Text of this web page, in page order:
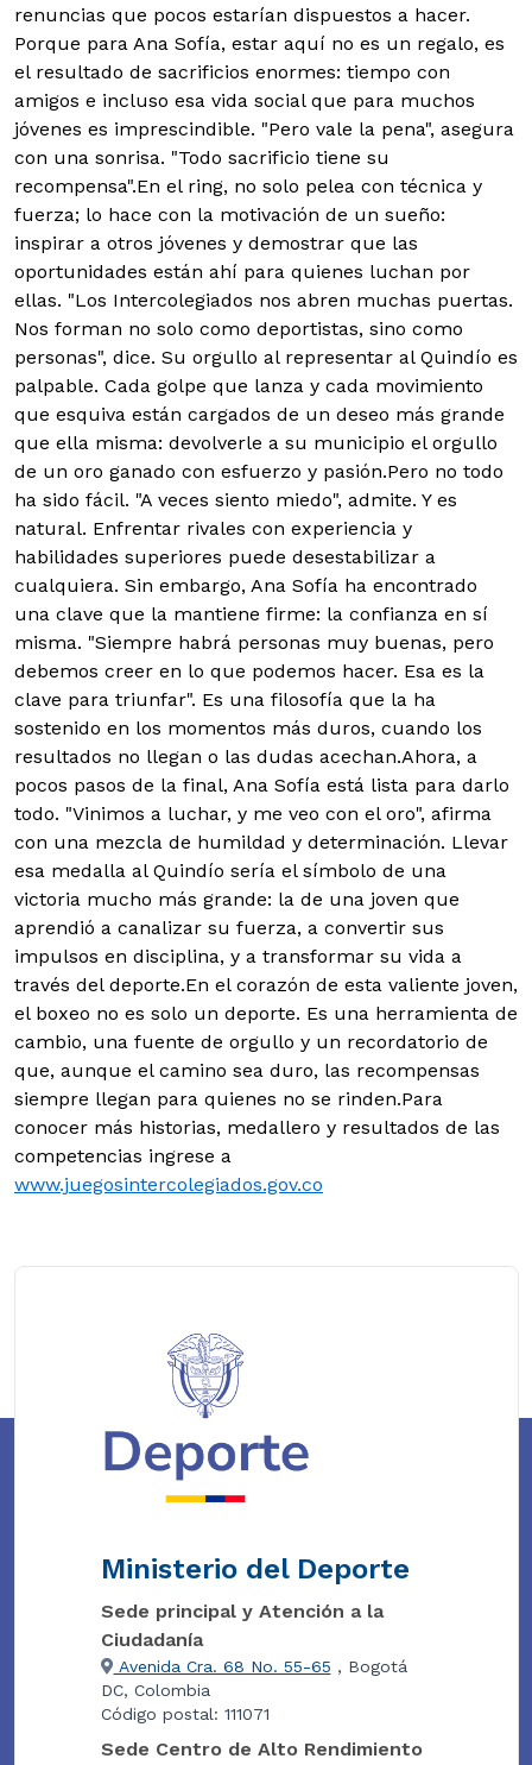
renuncias que pocos estarían dispuestos a hacer.
Porque para Ana Sofía, estar aquí no es un regalo, es
el resultado de sacrificios enormes: tiempo con
amigos e incluso esa vida social que para muchos
jóvenes es imprescindible. "Pero vale la pena", asegura
con una sonrisa. "Todo sacrificio tiene su
recompensa".En el ring, no solo pelea con técnica y
fuerza; lo hace con la motivación de un sueño:
inspirar a otros jóvenes y demostrar que las
oportunidades están ahí para quienes luchan por
ellas. "Los Intercolegiados nos abren muchas puertas.
Nos forman no solo como deportistas, sino como
personas", dice. Su orgullo al representar al Quindío es
palpable. Cada golpe que lanza y cada movimiento
que esquiva están cargados de un deseo más grande
que ella misma: devolverle a su municipio el orgullo
de un oro ganado con esfuerzo y pasión.Pero no todo
ha sido fácil. "A veces siento miedo", admite. Y es
natural. Enfrentar rivales con experiencia y
habilidades superiores puede desestabilizar a
cualquiera. Sin embargo, Ana Sofía ha encontrado
una clave que la mantiene firme: la confianza en sí
misma. "Siempre habrá personas muy buenas, pero
debemos creer en lo que podemos hacer. Esa es la
clave para triunfar". Es una filosofía que la ha
sostenido en los momentos más duros, cuando los
resultados no llegan o las dudas acechan.Ahora, a
pocos pasos de la final, Ana Sofía está lista para darlo
todo. "Vinimos a luchar, y me veo con el oro", afirma
con una mezcla de humildad y determinación. Llevar
esa medalla al Quindío sería el símbolo de una
victoria mucho más grande: la de una joven que
aprendió a canalizar su fuerza, a convertir sus
impulsos en disciplina, y a transformar su vida a
través del deporte.En el corazón de esta valiente joven,
el boxeo no es solo un deporte. Es una herramienta de
cambio, una fuente de orgullo y un recordatorio de
que, aunque el camino sea duro, las recompensas
siempre llegan para quienes no se rinden.Para
conocer más historias, medallero y resultados de las
competencias ingrese a
www.juegosintercolegiados.gov.co
Ministerio del Deporte
Sede principal y Atención a la
Ciudadanía
Avenida Cra. 68 No. 55-65 , Bogotá
DC, Colombia
Código postal: 111071
Sede Centro de Alto Rendimiento